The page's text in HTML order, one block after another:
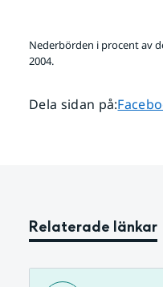
Nederbörden i procent av
2004.
Dela sidan på:Dela
Relaterade länkar